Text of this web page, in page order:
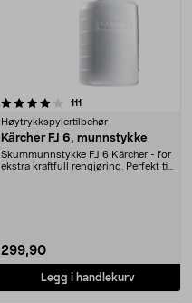
111
Høytrykkspylertilbehør
Kärcher FJ 6, munnstykke
Skummunnstykke FJ 6 Kärcher - for
ekstra kraftfull rengjøring. Perfekt til
299,90
Legg i handlekurv